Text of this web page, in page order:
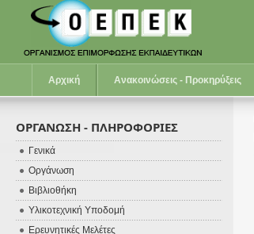
Αρχική Ανακοινώσεις - Προκηρύξεις
ΟΡΓΑΝΩΣΗ - ΠΛΗΡΟΦΟΡΙΕΣ
Γενικά
Οργάνωση
Βιβλιοθήκη
Υλικοτεχνική Υποδομή
Ερευνητικές Μελέτες